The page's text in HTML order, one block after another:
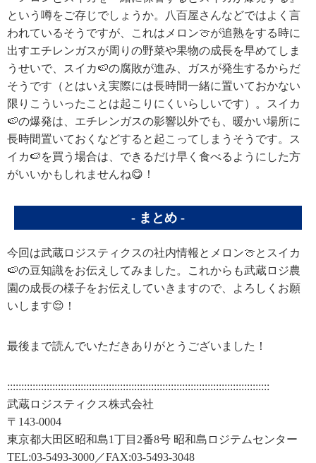
という噂をご存じでしょうか。八百屋さんなどではよく言
われているそうですが、これはメロン🍈が追熟をする時に
出すエチレンガスが周りの野菜や果物の成長を早めてしま
うせいで、スイカ🍉の腐敗が進み、ガスが発生するからだ
そうです（とはいえ実際には長時間一緒に置いておかない
限りこういったことは起こりにくいらしいです）。スイカ
🍉の爆発は、エチレンガスの影響以外でも、暖かい場所に
長時間置いておくなどすると起こってしまうそうです。ス
イカ🍉を買う場合は、できるだけ早く食べるようにした方
がいいかもしれませんね😋！
まとめ
今回は武蔵ロジスティクスの社内情報とメロン🍈とスイカ
🍉の豆知識をお伝えしてみました。これからも武蔵ロジ農
園の成長の様子をお伝えしていきますので、よろしくお願
いします😌 ！
最後まで読んでいただきありがとうございました！
:::::::::::::::::::::::::::::::::::::::::::::::::::::::::::::::::::::::::::::::::::::::::::::
武蔵ロジスティクス株式会社
〒143-0004
東京都大田区昭和島1丁目2番8号 昭和島ロジテムセンター
TEL:03-5493-3000／FAX:03-5493-3048